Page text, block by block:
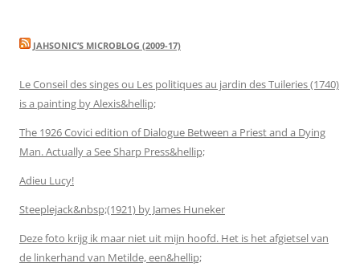
JAHSONIC’S MICROBLOG (2009-17)
Le Conseil des singes ou Les politiques au jardin des Tuileries (1740)
is a painting by Alexis&hellip;
The 1926 Covici edition of Dialogue Between a Priest and a Dying
Man. Actually a See Sharp Press&hellip;
Adieu Lucy!
Steeplejack&nbsp;(1921) by James Huneker
Deze foto krijg ik maar niet uit mijn hoofd. Het is het afgietsel van
de linkerhand van Metilde, een&hellip;